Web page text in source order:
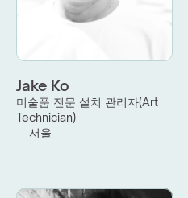
Jake Ko
미술품 전문 설치 관리자(Art
Technician)
서울